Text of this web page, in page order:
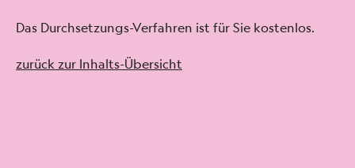
Das Durch­set­zungs-Ver­fahren ist für Sie kosten­los.
zurück zur Inhalts-Über­sicht